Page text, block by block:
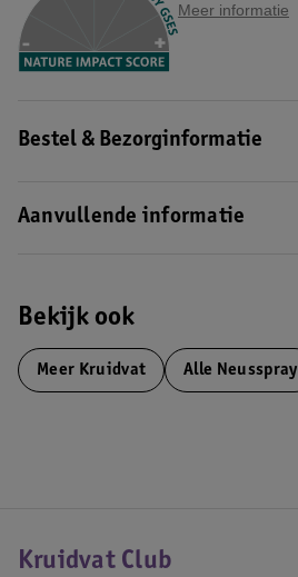
Meer informatie
Bestel & Bezorginformatie
Aanvullende informatie
Bekijk ook
Meer Kruidvat Alle Neusspray
Kruidvat Club